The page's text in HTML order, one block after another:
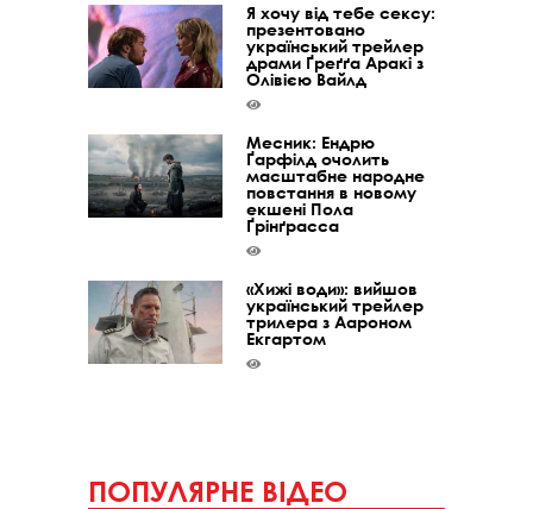
Я хочу від тебе сексу:
презентовано
український трейлер
драми Ґреґґа Аракі з
Олівією Вайлд
Месник: Ендрю
Ґарфілд очолить
масштабне народне
повстання в новому
екшені Пола
Ґрінґрасса
«Хижі води»: вийшов
український трейлер
трилера з Аароном
Екгартом
ПОПУЛЯРНЕ ВІДЕО